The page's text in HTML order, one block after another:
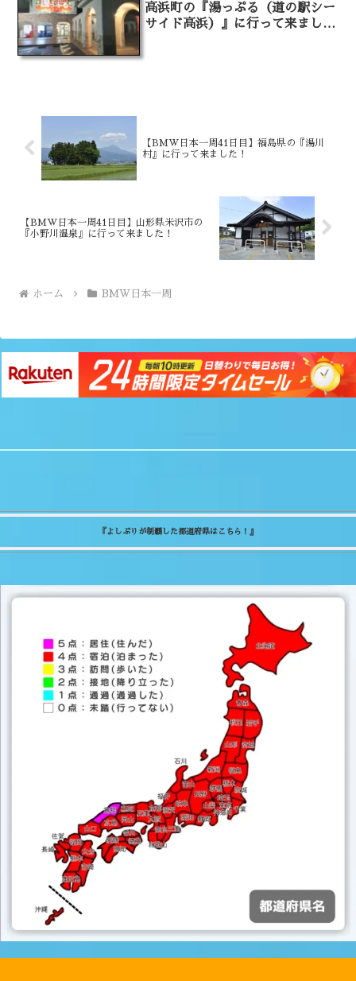
高浜町の『湯っぷる（道の駅シー
サイド高浜）』に行って来まし
【BMW日本一周41日目】福島県の『湯川
村』に行って来ました！
【BMW日本一周41日目】山形県米沢市の
『小野川温泉』に行って来ました！￼￼
ホーム BMW日本一周
『よしぷりが制覇した都道府県はこちら！』